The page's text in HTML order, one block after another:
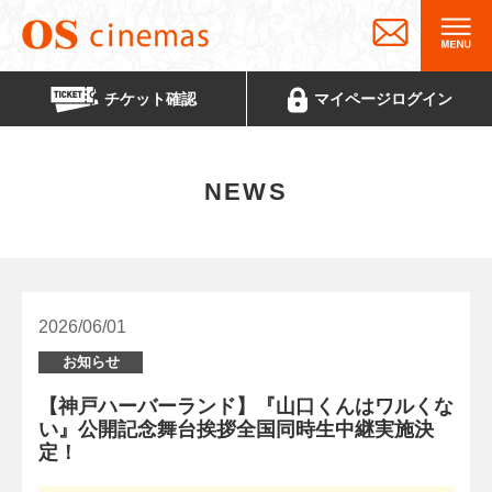
チケット確認 マイページログイン
NEWS
2026/06/01
お知らせ
【神戸ハーバーランド】『山口くんはワルくな
い』公開記念舞台挨拶全国同時生中継実施決
定！